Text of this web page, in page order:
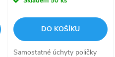
DO KOŠÍKU
Samostatné úchyty poličky